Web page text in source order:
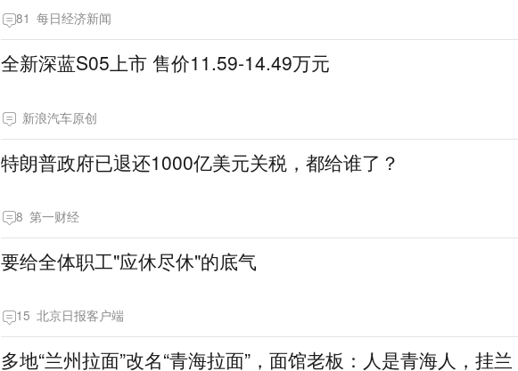
81 每日经济新闻
全新深蓝S05上市 售价11.59-14.49万元
新浪汽车原创
特朗普政府已退还1000亿美元关税，都给谁了？
8 第一财经
要给全体职工"应休尽休"的底气
15 北京日报客户端
多地“兰州拉面”改名“青海拉面”，面馆老板：人是青海人，挂兰